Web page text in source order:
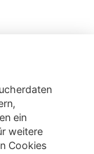
und
ein
weitere
Cookies